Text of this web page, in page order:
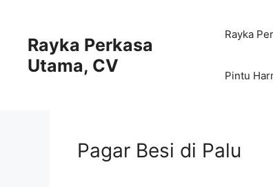
contentRayka Perkasa
Utama, CV
Rayka
Pintu
Pagar Besi di Palu